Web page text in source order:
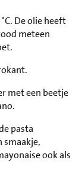
De olie heeft
meteen
met een beetje
pasta
smaakje,
ook als